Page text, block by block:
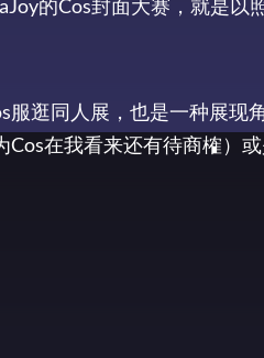
的Cos封面大赛，就是以
逛同人展，也是一种展现
在我看来还有待商榷）